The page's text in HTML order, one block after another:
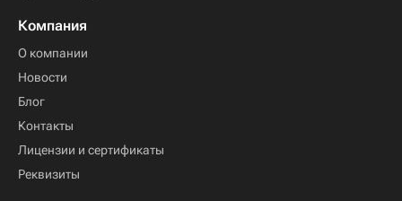
Компания
О компании
Новости
Блог
Контакты
Лицензии и сертификаты
Реквизиты